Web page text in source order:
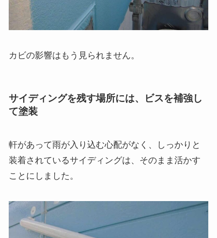
カビの影響はもう見られません。
サイディングを残す場所には、ビスを補強し
て塗装
軒があって雨が入り込む心配がなく、しっかりと
装着されているサイディングは、そのまま活かす
ことにしました。